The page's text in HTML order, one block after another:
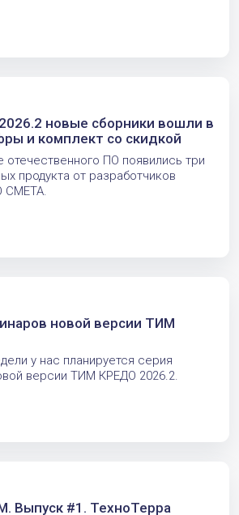
новые сборники вошли в
и комплект со скидкой
ПО появились три
продукта от разработчиков
СМЕТА.
новой версии ТИМ
у нас планируется серия
версии ТИМ КРЕДО 2026.2.
Выпуск #1. ТехноТерра